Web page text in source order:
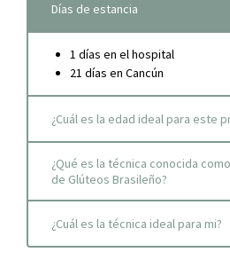
Días de estancia
1 días en el hospital
21 días en Cancún
¿Cuál es la edad ideal para este
¿Qué es la técnica conocida
de Glúteos Brasileño?
¿Cuál es la técnica ideal para mi?